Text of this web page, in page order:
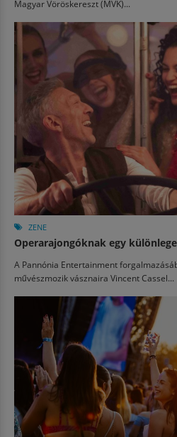
Magyar Vöröskereszt (MVK)...
ZENE
Operarajongóknak egy
A Pannónia Entertainment
művészmozik vásznaira Vincent Cassel...